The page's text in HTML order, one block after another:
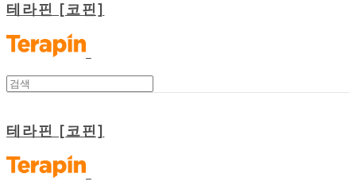
테라핀 [코핀]
테라핀 [코핀]